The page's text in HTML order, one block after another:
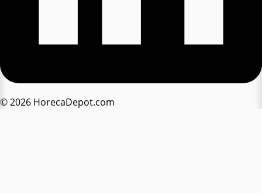
© 2026 HorecaDepot.com